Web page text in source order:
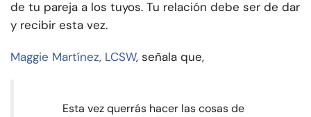
de tu pareja a los tuyos. Tu relación debe ser de dar
y recibir esta vez.
Maggie Martínez, LCSW, señala que,
Esta vez querrás hacer las cosas de